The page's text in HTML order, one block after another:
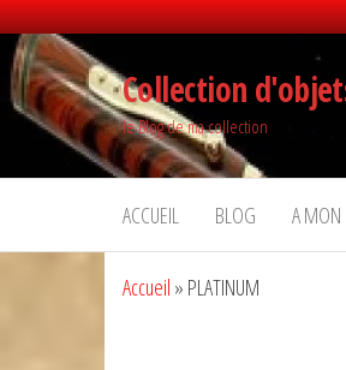
Aller
au
contenu
Collection
le Blog de ma collection
ACCUEIL BLOG A MON
Accueil » PLATINUM